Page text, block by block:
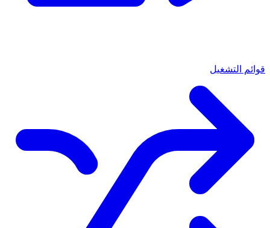
قوائم التشغيل